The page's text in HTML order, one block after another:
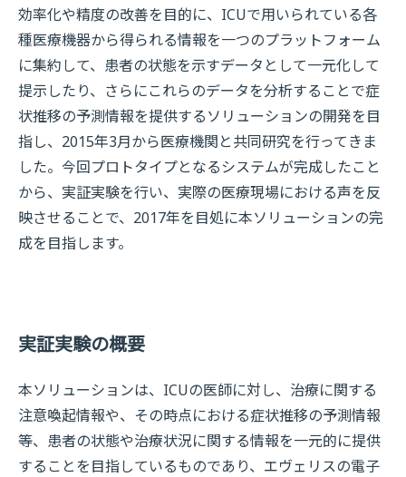
効率化や精度の改善を目的に、ICUで用いられている各
種医療機器から得られる情報を一つのプラットフォーム
に集約して、患者の状態を示すデータとして一元化して
提示したり、さらにこれらのデータを分析することで症
状推移の予測情報を提供するソリューションの開発を目
指し、2015年3月から医療機関と共同研究を行ってきま
した。今回プロトタイプとなるシステムが完成したこと
から、実証実験を行い、実際の医療現場における声を反
映させることで、2017年を目処に本ソリューションの完
成を目指します。
実証実験の概要
本ソリューションは、ICUの医師に対し、治療に関する
注意喚起情報や、その時点における症状推移の予測情報
等、患者の状態や治療状況に関する情報を一元的に提供
することを目指しているものであり、エヴェリスの電子